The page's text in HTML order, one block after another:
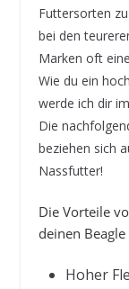
Futtersorten
bei den
Marken oft
Wie du ein
werde ich dir
Die
beziehen sich
Nassfutter!
Die Vorteile
deinen Beagle
Hoher